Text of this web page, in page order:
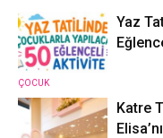
ÇOCUK
Yaz
Katre